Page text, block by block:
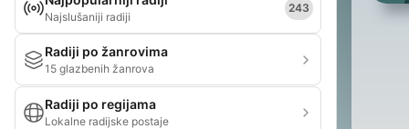
Najslušaniji radiji
243
Radiji po žanrovima
15 glazbenih žanrova
Radiji po regijama
Lokalne radijske postaje